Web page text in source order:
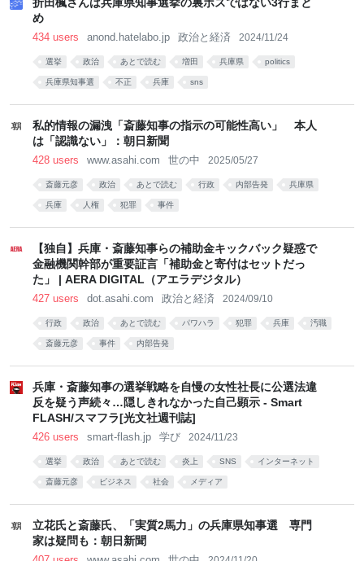
め
434 users anond.hatelabo.jp 政治と経済 2024/11/24
選挙 政治 あとで読む 増田 兵庫県 politics
兵庫県知事選 不正 兵庫 sns
私的情報の漏洩「斎藤知事の指示の可能性高い」 本人
は「認識ない」：朝日新聞
428 users www.asahi.com 世の中 2025/05/27
斎藤元彦 政治 あとで読む 行政 内部告発 兵庫県
兵庫 人権 犯罪 事件
【独自】兵庫・斎藤知事らの補助金キックバック疑惑で
金融機関幹部が重要証言「補助金と寄付はセットだっ
た」 | AERA DIGITAL（アエラデジタル）
427 users dot.asahi.com 政治と経済 2024/09/10
行政 政治 あとで読む パワハラ 犯罪 兵庫 汚職
斎藤元彦 事件 内部告発
兵庫・斎藤知事の選挙戦略を自慢の女性社長に公選法違
反を疑う声続々…隠しきれなかった自己顕示 - Smart
FLASH/スマフラ[光文社週刊誌]
426 users smart-flash.jp 学び 2024/11/23
選挙 政治 あとで読む 炎上 SNS インターネット
斎藤元彦 ビジネス 社会 メディア
立花氏と斎藤氏、「実質2馬力」の兵庫県知事選 専門
家は疑問も：朝日新聞